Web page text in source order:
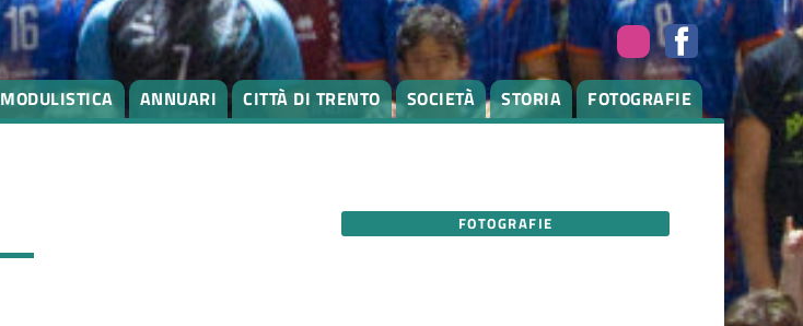
MODULISTICA ANNUARI CITTÀ DI TRENTO SOCIETÀ STORIA FOTOGRAFIE
FOTOGRAFIE